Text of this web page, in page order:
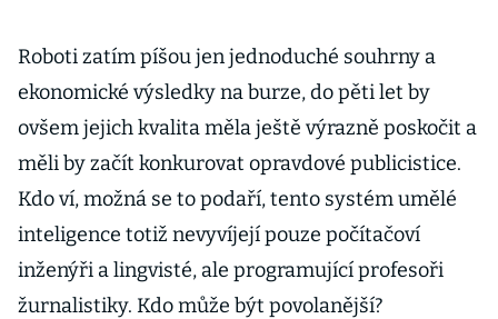
Roboti zatím píšou jen jednoduché souhrny a
ekonomické výsledky na burze, do pěti let by
ovšem jejich kvalita měla ještě výrazně poskočit a
měli by začít konkurovat opravdové publicistice.
Kdo ví, možná se to podaří, tento systém umělé
inteligence totiž nevyvíjejí pouze počítačoví
inženýři a lingvisté, ale programující profesoři
žurnalistiky. Kdo může být povolanější?